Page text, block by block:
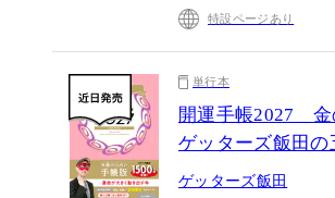
特設ページあり
単行本
開運手帳2027
ゲッターズ飯田の
ゲッターズ飯田